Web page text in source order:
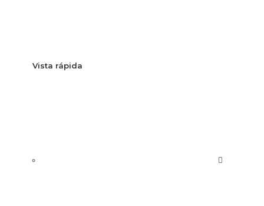
Vista rápida